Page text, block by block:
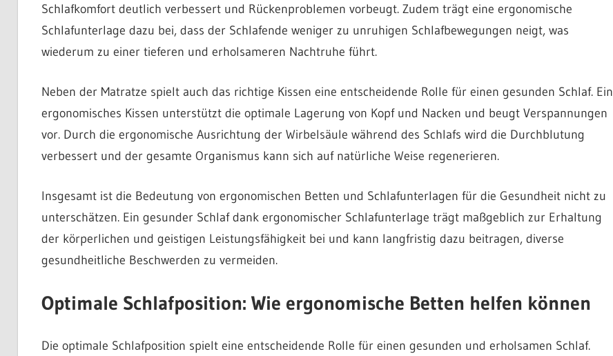
Schlafkomfort deutlich verbessert und Rückenproblemen vorbeugt. Zudem trägt eine ergonomische
Schlafunterlage dazu bei, dass der Schlafende weniger zu unruhigen Schlafbewegungen neigt, was
wiederum zu einer tieferen und erholsameren Nachtruhe führt.
Neben der Matratze spielt auch das richtige Kissen eine entscheidende Rolle für einen gesunden Schlaf. Ein
ergonomisches Kissen unterstützt die optimale Lagerung von Kopf und Nacken und beugt Verspannungen
vor. Durch die ergonomische Ausrichtung der Wirbelsäule während des Schlafs wird die Durchblutung
verbessert und der gesamte Organismus kann sich auf natürliche Weise regenerieren.
Insgesamt ist die Bedeutung von ergonomischen Betten und Schlafunterlagen für die Gesundheit nicht zu
unterschätzen. Ein gesunder Schlaf dank ergonomischer Schlafunterlage trägt maßgeblich zur Erhaltung
der körperlichen und geistigen Leistungsfähigkeit bei und kann langfristig dazu beitragen, diverse
gesundheitliche Beschwerden zu vermeiden.
Optimale Schlafposition: Wie ergonomische Betten helfen können
Die optimale Schlafposition spielt eine entscheidende Rolle für einen gesunden und erholsamen Schlaf.